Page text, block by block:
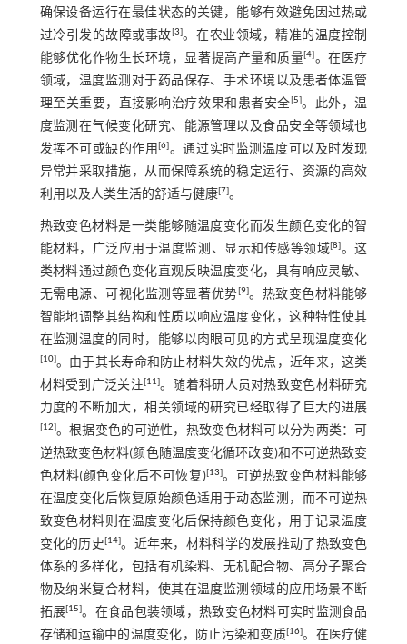
确保设备运行在最佳状态的关键，能够有效避免因过热或
过冷引发的故障或事故[3]。在农业领域，精准的温度控制
能够优化作物生长环境，显著提高产量和质量[4]。在医疗
领域，温度监测对于药品保存、手术环境以及患者体温管
理至关重要，直接影响治疗效果和患者安全[5]。此外，温
度监测在气候变化研究、能源管理以及食品安全等领域也
发挥不可或缺的作用[6]。通过实时监测温度可以及时发现
异常并采取措施，从而保障系统的稳定运行、资源的高效
利用以及人类生活的舒适与健康[7]。
热致变色材料是一类能够随温度变化而发生颜色变化的智
能材料，广泛应用于温度监测、显示和传感等领域[8]。这
类材料通过颜色变化直观反映温度变化，具有响应灵敏、
无需电源、可视化监测等显著优势[9]。热致变色材料能够
智能地调整其结构和性质以响应温度变化，这种特性使其
在监测温度的同时，能够以肉眼可见的方式呈现温度变化
[10]。由于其长寿命和防止材料失效的优点，近年来，这类
材料受到广泛关注[11]。随着科研人员对热致变色材料研究
力度的不断加大，相关领域的研究已经取得了巨大的进展
[12]。根据变色的可逆性，热致变色材料可以分为两类：可
逆热致变色材料(颜色随温度变化循环改变)和不可逆热致变
色材料(颜色变化后不可恢复)[13]。可逆热致变色材料能够
在温度变化后恢复原始颜色适用于动态监测，而不可逆热
致变色材料则在温度变化后保持颜色变化，用于记录温度
变化的历史[14]。近年来，材料科学的发展推动了热致变色
体系的多样化，包括有机染料、无机配合物、高分子聚合
物及纳米复合材料，使其在温度监测领域的应用场景不断
拓展[15]。在食品包装领域，热致变色材料可实时监测食品
存储和运输中的温度变化，防止污染和变质[16]。在医疗健